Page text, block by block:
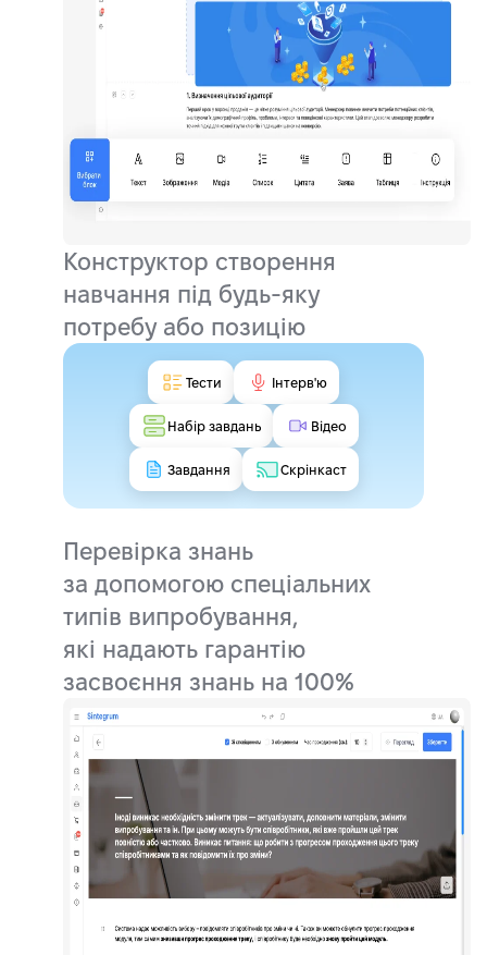
Конструктор створення
навчання під будь-яку
потребу або позицію
Тести Інтерв'ю
Набір завдань Відео
Завдання Скрінкаст
Перевірка знань
за допомогою спеціальних
типів випробування,
які надають гарантію
засвоєння знань на 100%